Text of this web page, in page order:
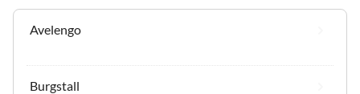
Avelengo
Burgstall